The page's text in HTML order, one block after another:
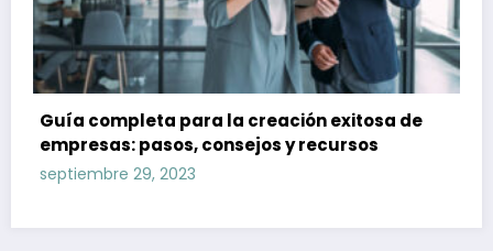
Guía completa para la creación exitosa de
empresas: pasos, consejos y recursos
septiembre 29, 2023